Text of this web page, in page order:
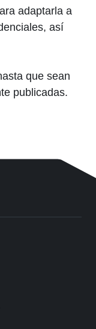
adaptarla a
así
que sean
publicadas.